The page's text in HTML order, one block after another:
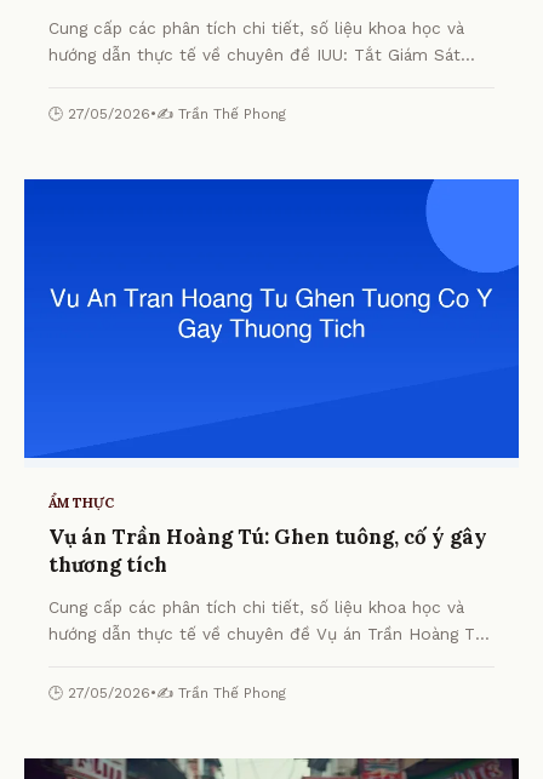
Cung cấp các phân tích chi tiết, số liệu khoa học và
hướng dẫn thực tế về chuyên đề IUU: Tắt Giám Sát
🕒 27/05/2026•✍️ Trần Thế Phong
ẨM THỰC
Vụ án Trần Hoàng Tú: Ghen tuông, cố ý gây
thương tích
Cung cấp các phân tích chi tiết, số liệu khoa học và
hướng dẫn thực tế về chuyên đề Vụ án Trần Hoàng Tú:
🕒 27/05/2026•✍️ Trần Thế Phong